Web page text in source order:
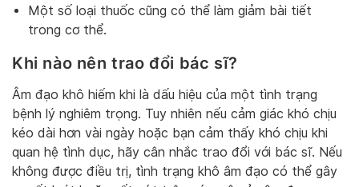
Một số loại thuốc cũng có thể làm giảm bài tiết
trong cơ thể.
Khi nào nên trao đổi bác sĩ?
Âm đạo khô hiếm khi là dấu hiệu của một tình trạng
bệnh lý nghiêm trọng. Tuy nhiên nếu cảm giác khó chịu
kéo dài hơn vài ngày hoặc bạn cảm thấy khó chịu khi
quan hệ tình dục, hãy cân nhắc trao đổi với bác sĩ. Nếu
không được điều trị, tình trạng khô âm đạo có thể gây